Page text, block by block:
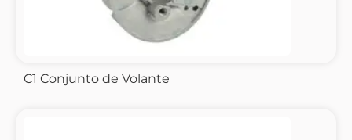
C1 Conjunto de Volante